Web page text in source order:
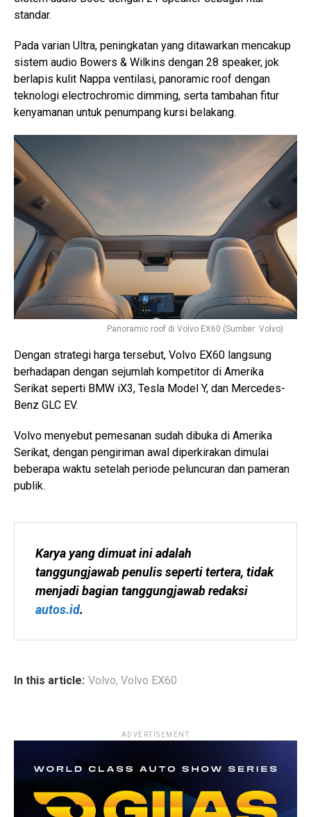
standar.
Pada varian Ultra, peningkatan yang ditawarkan mencakup
sistem audio Bowers & Wilkins dengan 28 speaker, jok
berlapis kulit Nappa ventilasi, panoramic roof dengan
teknologi electrochromic dimming, serta tambahan fitur
kenyamanan untuk penumpang kursi belakang.
Panoramic roof di Volvo EX60 (Sumber: Volvo)
Dengan strategi harga tersebut, Volvo EX60 langsung
berhadapan dengan sejumlah kompetitor di Amerika
Serikat seperti BMW iX3, Tesla Model Y, dan Mercedes-
Benz GLC EV.
Volvo menyebut pemesanan sudah dibuka di Amerika
Serikat, dengan pengiriman awal diperkirakan dimulai
beberapa waktu setelah periode peluncuran dan pameran
publik.
Karya yang dimuat ini adalah
tanggungjawab penulis seperti tertera, tidak
autos.id.
In this article: Volvo, Volvo EX60
ADVERTISEMENT